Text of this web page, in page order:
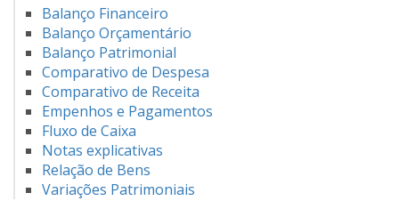
Balanço Financeiro
Balanço Orçamentário
Balanço Patrimonial
Comparativo de Despesa
Comparativo de Receita
Empenhos e Pagamentos
Fluxo de Caixa
Notas explicativas
Relação de Bens
Variações Patrimoniais